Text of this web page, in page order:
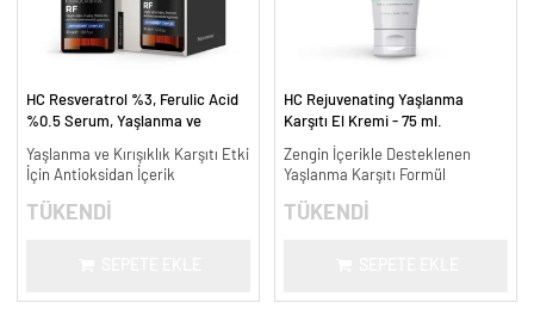
HC Resveratrol %3, Ferulic Acid
%0.5 Serum, Yaşlanma ve
Yaşlanma ve Kırışıklık Karşıtı Etki
İçin Antioksidan İçerik
TÜKENDİ
HC Rejuvenating Yaşlanma
Karşıtı El Kremi - 75 ml.
Zengin İçerikle Desteklenen
Yaşlanma Karşıtı Formül
TÜKENDİ